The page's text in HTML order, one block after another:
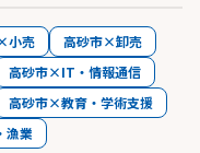
小売
高砂市×卸売
高砂市×IT・情報通信
高砂市×教育・学術支援
漁業